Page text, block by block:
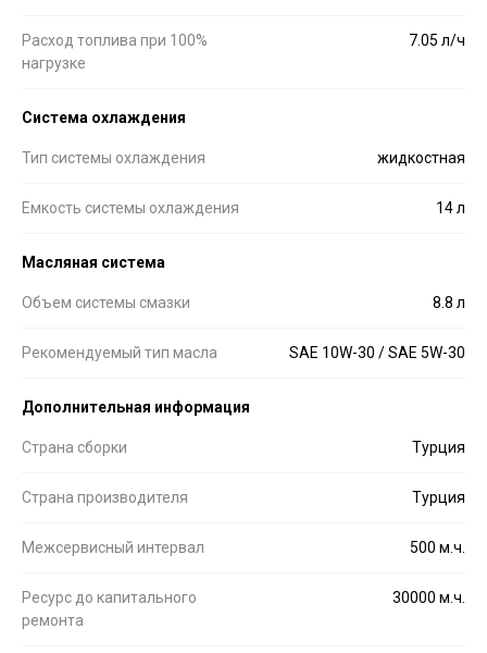
Расход топлива при 100%
нагрузке
7.05 л/ч
Система охлаждения
Тип системы охлаждения жидкостная
Емкость системы охлаждения 14 л
Масляная система
Объем системы смазки 8.8 л
Рекомендуемый тип масла SAE 10W-30 / SAE 5W-30
Дополнительная информация
Страна сборки Турция
Страна производителя Турция
Межсервисный интервал 500 м.ч.
Ресурс до капитального
ремонта
30000 м.ч.